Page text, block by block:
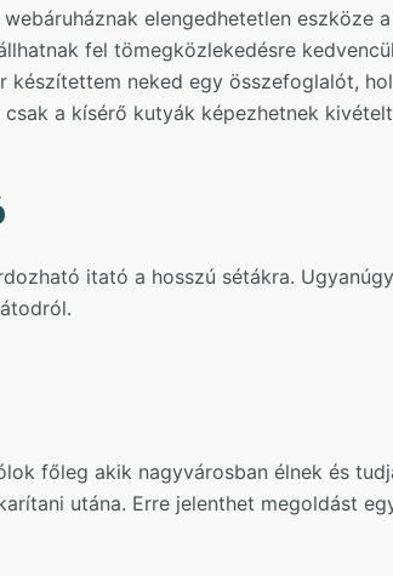
elengedhetetlen eszköze
fel tömegközlekedésre
készítettem neked egy összefoglalót,
csak a kísérő kutyák képezhetnek
itató a hosszú sétákra.
főleg akik nagyvárosban élnek és
utána. Erre jelenthet megoldást